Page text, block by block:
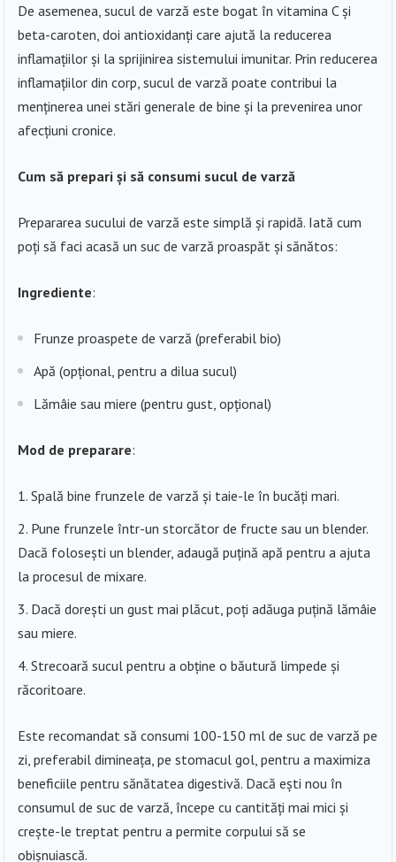
De asemenea, sucul de varză este bogat în vitamina C și
beta-caroten, doi antioxidanți care ajută la reducerea
inflamațiilor și la sprijinirea sistemului imunitar. Prin reducerea
inflamațiilor din corp, sucul de varză poate contribui la
menținerea unei stări generale de bine și la prevenirea unor
afecțiuni cronice.
Cum să prepari și să consumi sucul de varză
Prepararea sucului de varză este simplă și rapidă. Iată cum
poți să faci acasă un suc de varză proaspăt și sănătos:
Ingrediente:
Frunze proaspete de varză (preferabil bio)
Apă (opțional, pentru a dilua sucul)
Lămâie sau miere (pentru gust, opțional)
Mod de preparare:
Spală bine frunzele de varză și taie-le în bucăți mari.
Pune frunzele într-un storcător de fructe sau un blender.
Dacă folosești un blender, adaugă puțină apă pentru a ajuta
la procesul de mixare.
Dacă dorești un gust mai plăcut, poți adăuga puțină lămâie
sau miere.
Strecoară sucul pentru a obține o băutură limpede și
răcoritoare.
Este recomandat să consumi 100-150 ml de suc de varză pe
zi, preferabil dimineața, pe stomacul gol, pentru a maximiza
beneficiile pentru sănătatea digestivă. Dacă ești nou în
consumul de suc de varză, începe cu cantități mai mici și
crește-le treptat pentru a permite corpului să se
obișnuiască.